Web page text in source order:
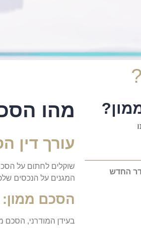
החדש
מהו
עורך דין
שוקלים לחתום על
המגנים על הנכסים
הסכם ממון:
בעידן המודרני, הסכם